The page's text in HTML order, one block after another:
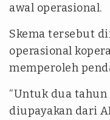
awal operasional.
Skema tersebut
operasional
memperoleh
“Untuk dua
diupayakan dari